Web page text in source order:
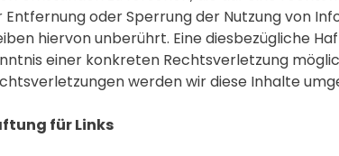
Entfernung oder Sperrung der Nutzung von
hiervon unberührt. Eine diesbezügliche
einer konkreten Rechtsverletzung
werden wir diese Inhalte
für Links